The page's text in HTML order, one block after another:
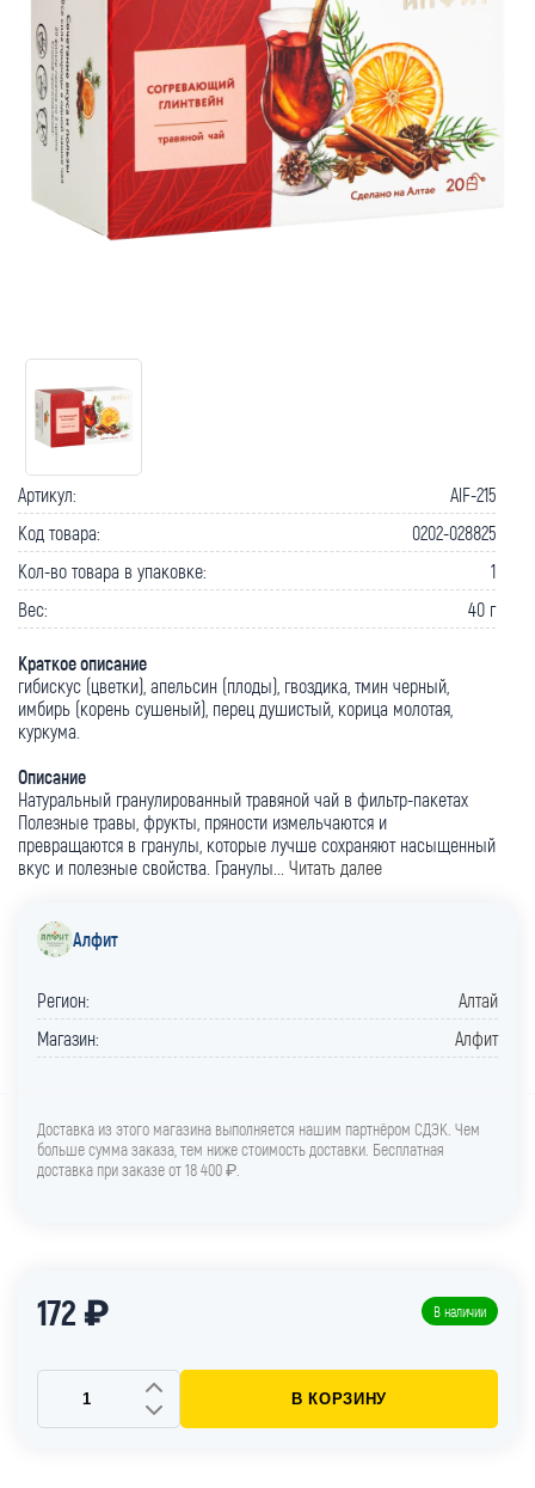
Артикул:
AlF-215
Код товара:
0202-028825
Кол-во товара в упаковке:
1
Вес:
40 г
Краткое описание
гибискус (цветки), апельсин (плоды), гвоздика, тмин черный,
имбирь (корень сушеный), перец душистый, корица молотая,
куркума.
Описание
Натуральный гранулированный травяной чай в фильтр-пакетах
Полезные травы, фрукты, пряности измельчаются и
превращаются в гранулы, которые лучше сохраняют насыщенный
вкус и полезные свойства. Гранулы... Читать далее
Алфит
Регион:
Алтай
Магазин:
Алфит
Доставка из этого магазина выполняется нашим партнёром СДЭК. Чем
больше сумма заказа, тем ниже стоимость доставки. Бесплатная
доставка при заказе от 18 400 ₽.
172 ₽ В наличии
В КОРЗИНУ
Как вернуть товар? Сроки доставки